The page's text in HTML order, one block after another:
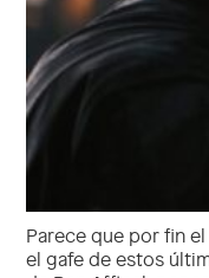
Parece que por fin
el gafe de estos